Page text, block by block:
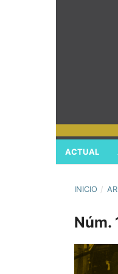
ACTUAL
INICIO /
Núm.